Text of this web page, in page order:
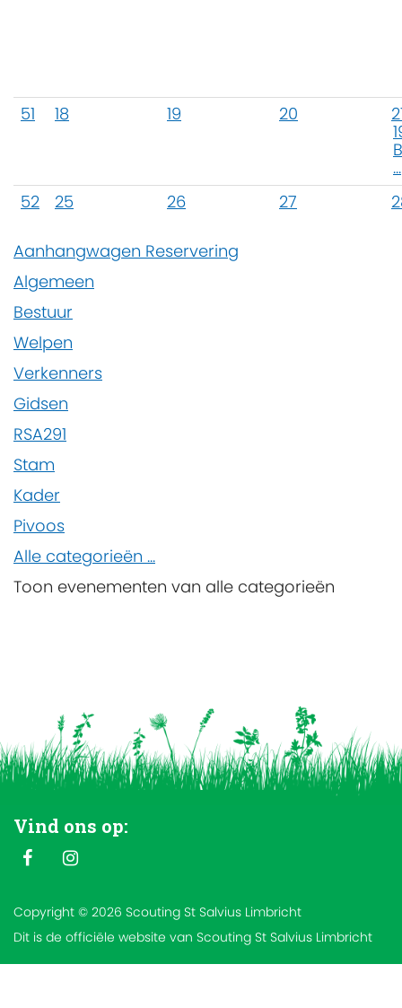
51 18 19 20
...
52
25 26 27
Aanhangwagen Reservering
Algemeen
Bestuur
Welpen
Verkenners
Gidsen
RSA291
Stam
Kader
Pivoos
Alle categorieën ...
Toon evenementen van alle categorieën
Vind ons op:
Copyright © 2026 Scouting St Salvius Limbricht
Dit is de officiële website van Scouting St Salvius Limbricht